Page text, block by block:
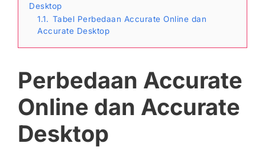
Desktop
1.1. Tabel Perbedaan Accurate Online dan
Accurate Desktop
Perbedaan Accurate
Online dan Accurate
Desktop